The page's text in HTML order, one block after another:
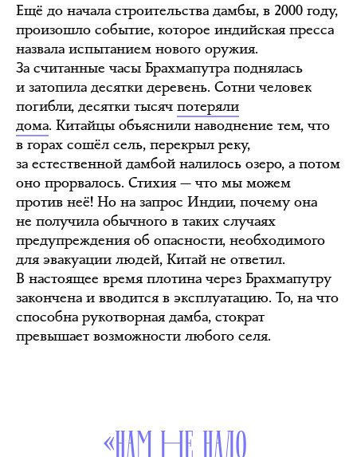
Ещё до начала строительства дамбы, в 2000 году,
произошло событие, которое индийская пресса
назвала испытанием нового оружия.
За считанные часы Брахмапутра поднялась
и затопила десятки деревень. Сотни человек
погибли, десятки тысяч потеряли
дома. Китайцы объяснили наводнение тем, что
в горах сошёл сель, перекрыл реку,
за естественной дамбой налилось озеро, а потом
оно прорвалось. Стихия — что мы можем
против неё! Но на запрос Индии, почему она
не получила обычного в таких случаях
предупреждения об опасности, необходимого
для эвакуации людей, Китай не ответил.
В настоящее время плотина через Брахмапутру
закончена и вводится в эксплуатацию. То, на что
способна рукотворная дамба, стократ
превышает возможности любого селя.
«НАМ НЕ НАДО